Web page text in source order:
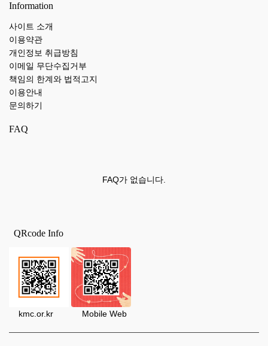
Information
사이트 소개
이용약관
개인정보 취급방침
이메일 무단수집거부
책임의 한계와 법적고지
이용안내
문의하기
FAQ
FAQ가 없습니다.
QRcode Info
kmc.or.kr Mobile Web